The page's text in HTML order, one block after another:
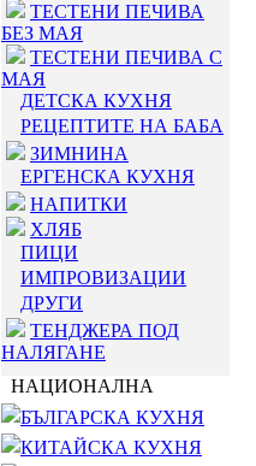
ТЕСТЕНИ ПЕЧИВА
БЕЗ МАЯ
ТЕСТЕНИ ПЕЧИВА С
МАЯ
ДЕТСКА КУХНЯ
РЕЦЕПТИТЕ НА БАБА
ЗИМНИНА
ЕРГЕНСКА КУХНЯ
НАПИТКИ
ХЛЯБ
ПИЦИ
ИМПРОВИЗАЦИИ
ДРУГИ
ТЕНДЖЕРА ПОД
НАЛЯГАНЕ
НАЦИОНАЛНА
БЪЛГАРСКА КУХНЯ
КИТАЙСКА КУХНЯ